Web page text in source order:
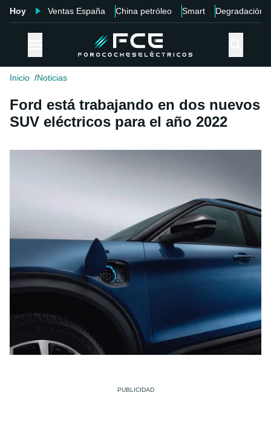
Hoy Ventas España China petróleo Smart Degradación
Inicio Noticias
Ford está trabajando en dos nuevos
SUV eléctricos para el año 2022